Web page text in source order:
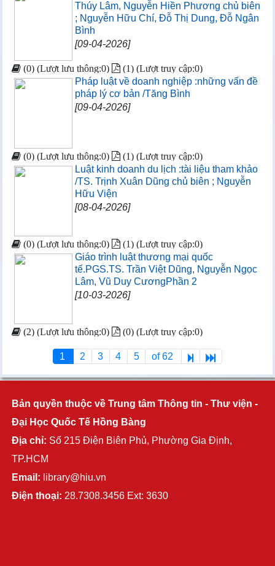
Thúy Lâm, Nguyễn Hiền Phương chủ biên
; Nguyễn Hữu Chí, Đỗ Thị Dung, Đỗ Ngân
Bình
[09-04-2026]
(0) (Lượt lưu thông:0) (1) (Lượt truy cập:0)
Pháp luật về doanh nghiệp :những vấn đề
pháp lý cơ bản /Tăng Bình
[09-04-2026]
(0) (Lượt lưu thông:0) (1) (Lượt truy cập:0)
Luật kinh doanh du lịch :tài liệu tham khảo
/TS. Trịnh Xuân Dũng chủ biên ; Nguyễn
Hữu Viện
[08-04-2026]
(0) (Lượt lưu thông:0) (1) (Lượt truy cập:0)
Giáo trình luật thương mại quốc
tế.PGS.TS. Trần Việt Dũng, Nguyễn Ngọc
Lâm, Vũ Duy CươngPhần 2
[10-03-2026]
(2) (Lượt lưu thông:0) (0) (Lượt truy cập:0)
1 2 3 4 5 of 62
Bản quyền thuộc về Trung tâm Thông tin - Thư viện -
Đại Học Quốc Tế Hồng Bàng
Địa chỉ: Số 215 Điện Biên Phủ, Phường Gia Định,
TP.HCM
Email: library@hiu.vn
Điện thoại: 28.7308.3456 Ext: 3630